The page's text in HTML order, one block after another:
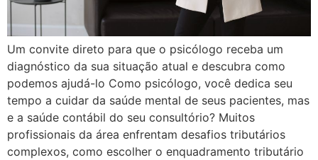
Um convite direto para que o psicólogo receba um
diagnóstico da sua situação atual e descubra como
podemos ajudá-lo Como psicólogo, você dedica seu
tempo a cuidar da saúde mental de seus pacientes, mas
e a saúde contábil do seu consultório? Muitos
profissionais da área enfrentam desafios tributários
complexos, como escolher o enquadramento tributário